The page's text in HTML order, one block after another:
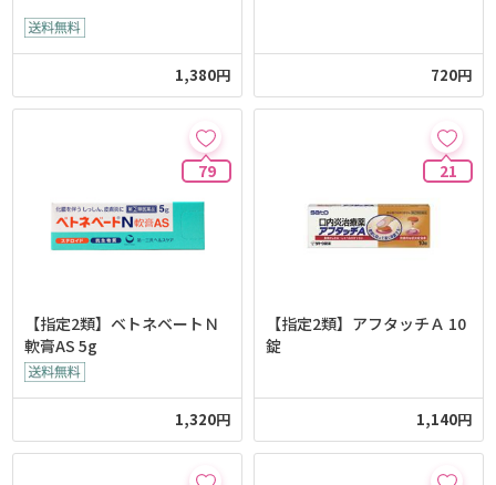
1,380円 720円
79
【指定2類】ベトネベートＮ
軟膏AS 5g
1,320円
21
【指定2類】アフタッチＡ 10
錠
1,140円